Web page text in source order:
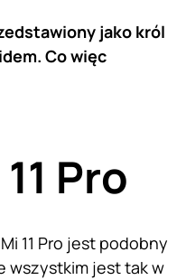
jako król
Co więc
Pro
11 Pro jest podobny
wszystkim jest tak w